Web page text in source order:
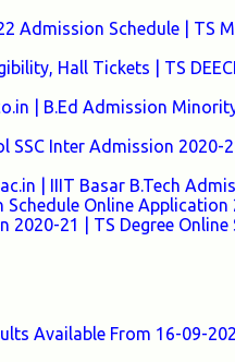
Admission Schedule | TS
Hall Tickets | TS
| B.Ed Admission
SSC Inter Admission 2020-
| IIIT Basar B.Tech
Online Application
21 | TS Degree Online
Available From 16-09-